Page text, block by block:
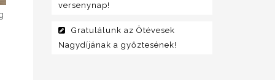
versenynap!
Gratulálunk az Ötévesek
Nagydíjának a győztesének!